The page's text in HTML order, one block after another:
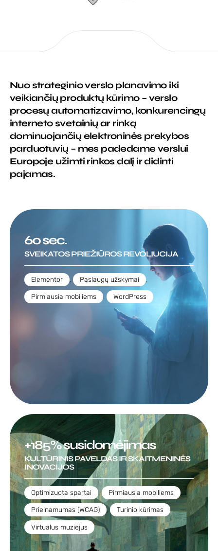
Nuo strateginio verslo planavimo iki
veikiančių produktų kūrimo – verslo
procesų automatizavimo, konkurencingų
interneto svetainių ar rinką
dominuojančių elektroninės prekybos
parduotuvių – mes padedame verslui
Europoje užimti rinkos dalį ir didinti
pajamas.
60 sec.
SVEIKATOS PRIEŽIŪROS REVOLIUCIJA
Elementor , Paslaugų užskymai ,
Pirmiausia mobiliems , WordPress
+185% susidomėjimas
KULTŪRINIS PAVELDAS IR SKAITMENINĖS
INOVACIJOS
Optimizuota spartai , Pirmiausia mobiliems ,
Prieinamumas (WCAG) , Turinio kūrimas ,
Virtualus muziejus